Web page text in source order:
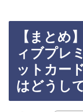
【まとめ
ィブプレ
ットカー
はどうし